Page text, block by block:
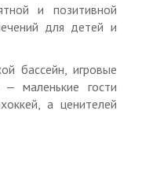
с уникальным
и позитивной
для детей и
бассейн, игровые
маленькие гости
а ценителей